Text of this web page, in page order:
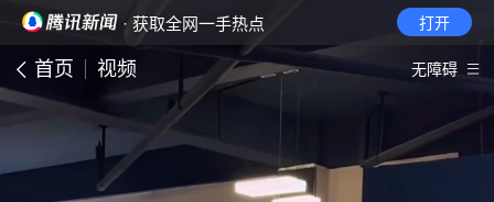
· 获取全网一手热点 打开
首页 视频 无障碍